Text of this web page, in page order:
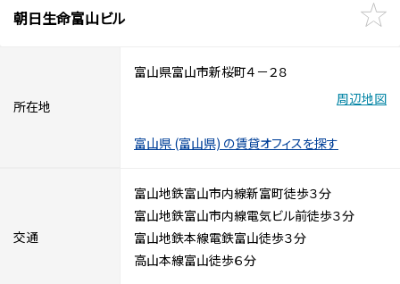
朝日生命富山ビル
所在地
富山県富山市新桜町４－２８
周辺地図
富山県 (富山県) の賃貸オフィスを探す
交通
富山地鉄富山市内線新富町徒歩３分
富山地鉄富山市内線電気ビル前徒歩３分
富山地鉄本線電鉄富山徒歩３分
高山本線富山徒歩６分